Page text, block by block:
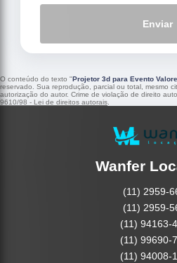
Enviar
O conteúdo do texto "Projetor 3d para Evento
reservado. Sua reprodução, parcial ou total, mesmo
autorização do autor. Crime de violação de direito
9610/98 - Lei de direitos autorais
Wanfer
(11) 2959-
(11) 2959-
(11) 94163-
(11) 99690-
(11) 94008-